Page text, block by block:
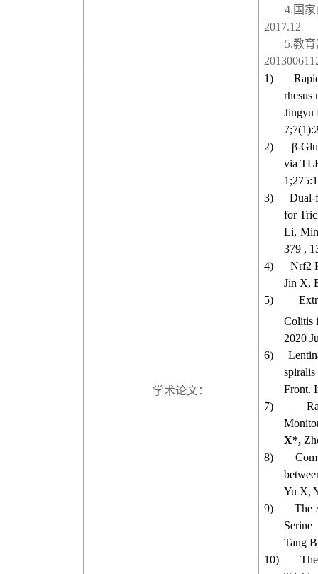
4. 国
2017.12
5.教
学术论文：
1)
rhesus
Jingyu
2)
β-
via
3)
Dual-
for
Li,
379 ,
4)
Nrf2
Jin X,
5)
Colitis
2020
6)
Front.
7)
X*,
8)
Yu X,
9)
The
Serine
Tang
10)